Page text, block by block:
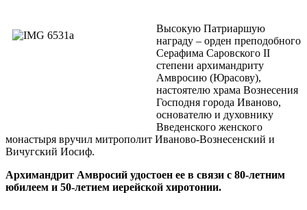
Высокую Патриаршую
награду – орден преподобного
Серафима Саровского II
степени архимандриту
Амвросию (Юрасову),
настоятелю храма Вознесения
Господня города Иваново,
основателю и духовнику
Введенского женского
монастыря вручил митрополит Иваново-Вознесенский и
Вичугский Иосиф.
Архимандрит Амвросий удостоен ее в связи с 80-летним
юбилеем и 50-летием иерейской хиротонии.